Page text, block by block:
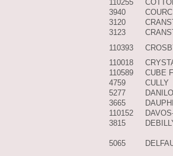
110255
3940
3120
3123
110393
110018
110589
CUBE
4759
CULLY
5277
DANILO
3665
110152
3815
5065